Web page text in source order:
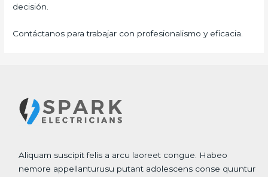
decisión.
Contáctanos para trabajar con profesionalismo y eficacia.
Aliquam suscipit felis a arcu laoreet congue. Habeo
nemore appellanturusu putant adolescens conse quuntur